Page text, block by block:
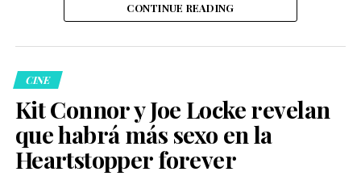
CONTINUE READING
CINE
Kit Connor y Joe Locke revelan
que habrá más sexo en la
Heartstopper forever